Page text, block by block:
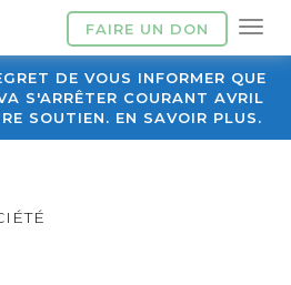
FAIRE UN DON
DE VOUS INFORMER QUE
S'ARRÊTER COURANT AVRIL
SOUTIEN. EN SAVOIR PLUS.